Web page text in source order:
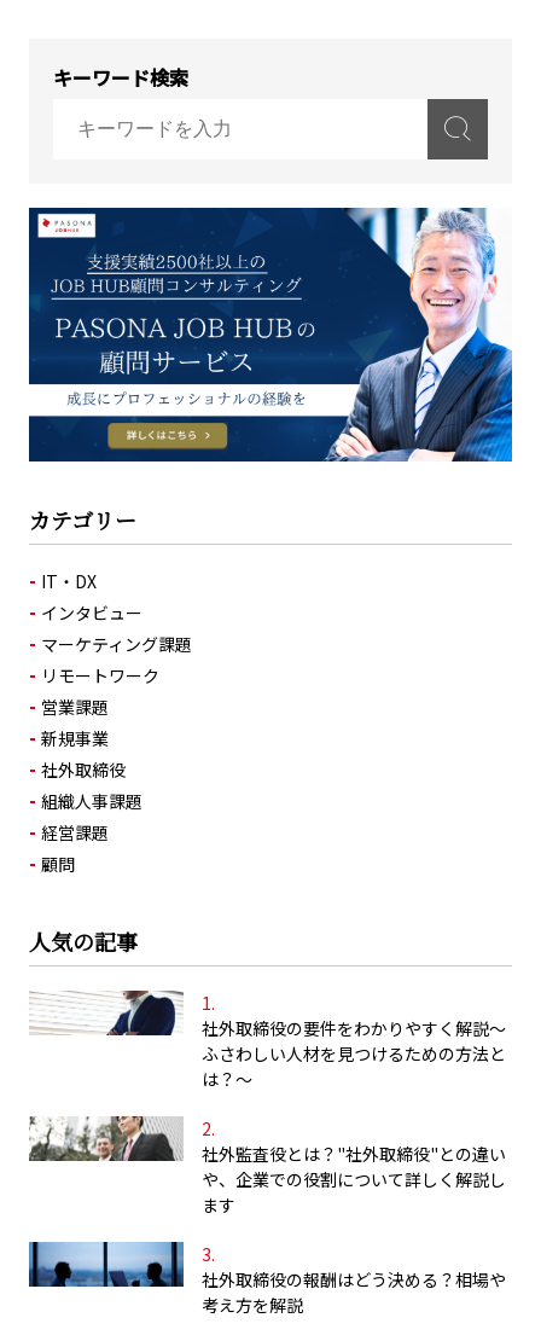
キーワード検索
カテゴリー
IT・DX
インタビュー
マーケティング課題
リモートワーク
営業課題
新規事業
社外取締役
組織人事課題
経営課題
顧問
人気の記事
社外取締役の要件をわかりやすく解説～
ふさわしい人材を見つけるための方法と
は？～
社外監査役とは？"社外取締役"との違い
や、企業での役割について詳しく解説し
ます
社外取締役の報酬はどう決める？相場や
考え方を解説